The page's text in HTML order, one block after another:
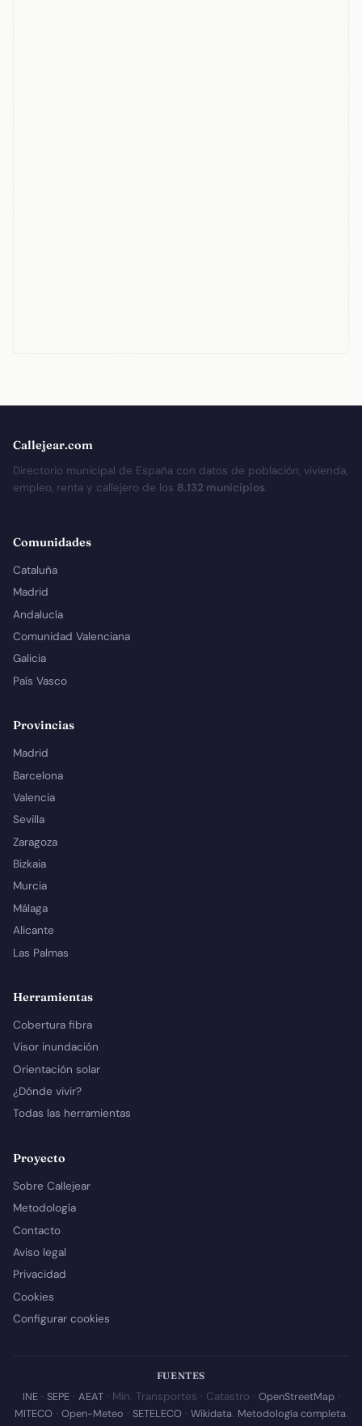
Callejear.com
Directorio municipal de España con datos de población, vivienda,
empleo, renta y callejero de los 8.132 municipios.
Comunidades
Cataluña
Madrid
Andalucía
Comunidad Valenciana
Galicia
País Vasco
Provincias
Madrid
Barcelona
Valencia
Sevilla
Zaragoza
Bizkaia
Murcia
Málaga
Alicante
Las Palmas
Herramientas
Cobertura fibra
Visor inundación
Orientación solar
¿Dónde vivir?
Todas las herramientas
Proyecto
Sobre Callejear
Metodología
Contacto
Aviso legal
Privacidad
Cookies
Configurar cookies
FUENTES
INE· SEPE· AEAT· Min. Transportes · Catastro · OpenStreetMap·
MITECO· Open-Meteo · SETELECO· Wikidata. Metodología completa.